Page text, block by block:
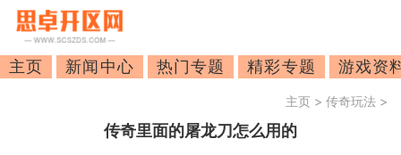
主页 新闻中心 热门专题 精彩专题 游戏资
主页 > 传奇玩法 >
传奇里面的屠龙刀怎么用的